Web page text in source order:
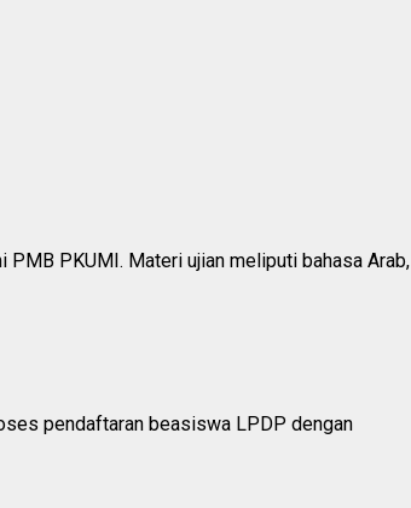
PKUMI. Materi ujian meliputi bahasa Arab,
pendaftaran beasiswa LPDP dengan